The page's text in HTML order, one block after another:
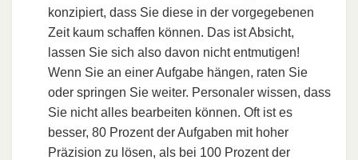
konzipiert, dass Sie diese in der vorgegebenen
Zeit kaum schaffen können. Das ist Absicht,
lassen Sie sich also davon nicht entmutigen!
Wenn Sie an einer Aufgabe hängen, raten Sie
oder springen Sie weiter. Personaler wissen, dass
Sie nicht alles bearbeiten können. Oft ist es
besser, 80 Prozent der Aufgaben mit hoher
Präzision zu lösen, als bei 100 Prozent der